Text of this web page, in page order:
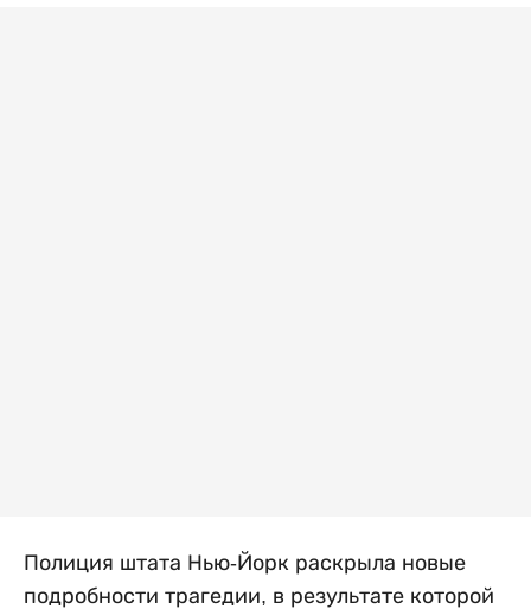
Полиция штата Нью-Йорк раскрыла новые
подробности трагедии, в результате которой